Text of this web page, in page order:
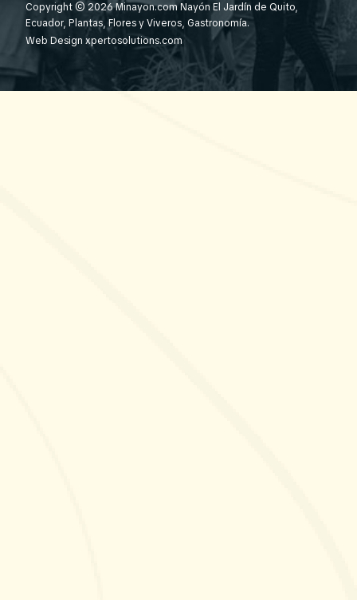
Copyright © 2026 Minayon.com Nayón El Jardín de Quito,
Ecuador, Plantas, Flores y Viveros, Gastronomía.
Web Design xpertosolutions.com